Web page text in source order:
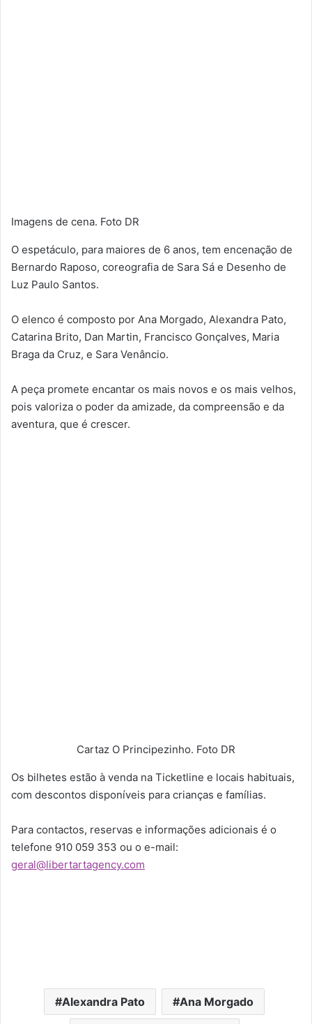
Imagens de cena. Foto DR
O espetáculo, para maiores de 6 anos, tem encenação de
Bernardo Raposo, coreografia de Sara Sá e Desenho de
Luz Paulo Santos.
O elenco é composto por Ana Morgado, Alexandra Pato,
Catarina Brito, Dan Martin, Francisco Gonçalves, Maria
Braga da Cruz, e Sara Venâncio.
A peça promete encantar os mais novos e os mais velhos,
pois valoriza o poder da amizade, da compreensão e da
aventura, que é crescer.
Cartaz O Principezinho. Foto DR
Os bilhetes estão à venda na Ticketline e locais habituais,
com descontos disponíveis para crianças e famílias.
Para contactos, reservas e informações adicionais é o
telefone 910 059 353 ou o e-mail:
geral@libertartagency.com
Alexandra Pato Ana Morgado